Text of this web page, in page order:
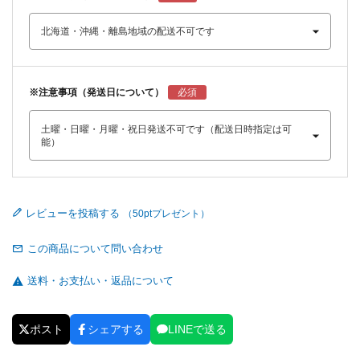
※注意事項（発送日について）
レビューを投稿する
この商品について問い合わせ
送料・お支払い・返品について
ポスト シェアする LINEで送る